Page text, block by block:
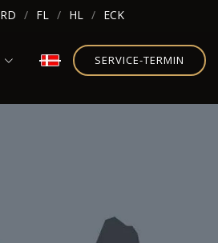
RD FL HL ECK
SERVICE-TERMIN